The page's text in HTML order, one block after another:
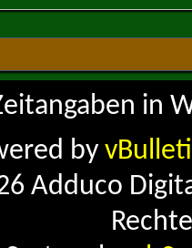
in
by
Adduco